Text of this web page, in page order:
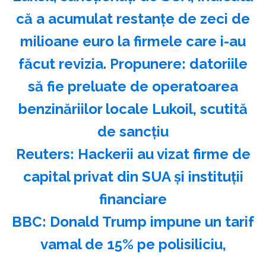
că a acumulat restanțe de zeci de
milioane euro la firmele care i-au
făcut revizia. Propunere: datoriile
să fie preluate de operatoarea
benzinăriilor locale Lukoil, scutită
de sancțiu
Reuters: Hackerii au vizat firme de
capital privat din SUA şi instituţii
financiare
BBC: Donald Trump impune un tarif
vamal de 15% pe polisiliciu,